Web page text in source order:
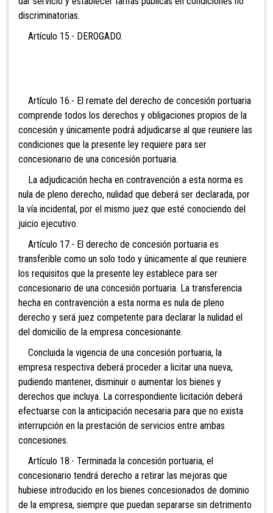
discriminatorias.
Artículo 15.- DEROGADO.
Artículo 16.- El remate del derecho de concesión portuaria
comprende todos los derechos y obligaciones propios de la
concesión y únicamente podrá adjudicarse al que reuniere las
condiciones que la presente ley requiere para ser
concesionario de una concesión portuaria.
La adjudicación hecha en contravención a esta norma es
nula de pleno derecho, nulidad que deberá ser declarada, por
la vía incidental, por el mismo juez que esté conociendo del
juicio ejecutivo.
Artículo 17.- El derecho de concesión portuaria es
transferible como un solo todo y únicamente al que reuniere
los requisitos que la presente ley establece para ser
concesionario de una concesión portuaria. La transferencia
hecha en contravención a esta norma es nula de pleno
derecho y será juez competente para declarar la nulidad el
del domicilio de la empresa concesionante.
Concluida la vigencia de una concesión portuaria, la
empresa respectiva deberá proceder a licitar una nueva,
pudiendo mantener, disminuir o aumentar los bienes y
derechos que incluya. La correspondiente licitación deberá
efectuarse con la anticipación necesaria para que no exista
interrupción en la prestación de servicios entre ambas
concesiones.
Artículo 18.- Terminada la concesión portuaria, el
concesionario tendrá derecho a retirar las mejoras que
hubiese introducido en los bienes concesionados de dominio
de la empresa, siempre que puedan separarse sin detrimento